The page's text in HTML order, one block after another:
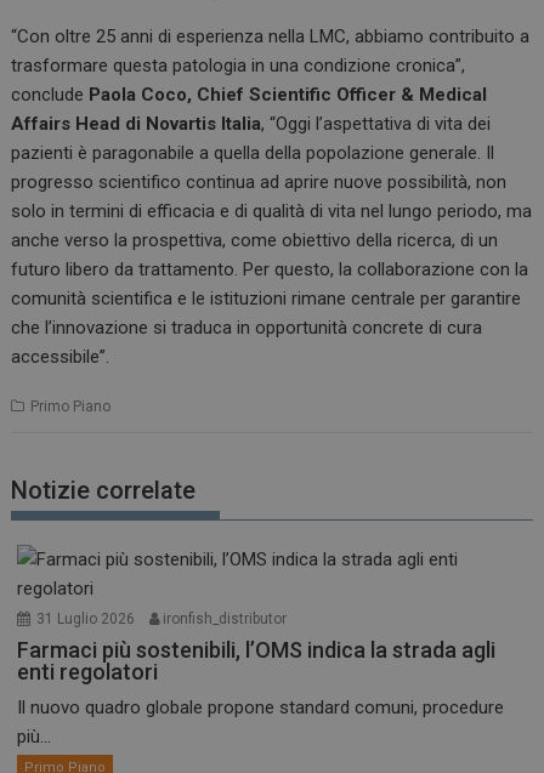
“Con oltre 25 anni di esperienza nella LMC, abbiamo contribuito a
trasformare questa patologia in una condizione cronica”,
conclude Paola Coco, Chief Scientific Officer & Medical
Affairs Head di Novartis Italia, “Oggi l’aspettativa di vita dei
pazienti è paragonabile a quella della popolazione generale. Il
progresso scientifico continua ad aprire nuove possibilità, non
solo in termini di efficacia e di qualità di vita nel lungo periodo, ma
anche verso la prospettiva, come obiettivo della ricerca, di un
futuro libero da trattamento. Per questo, la collaborazione con la
comunità scientifica e le istituzioni rimane centrale per garantire
che l’innovazione si traduca in opportunità concrete di cura
accessibile”.
Primo Piano
Notizie correlate
31 Luglio 2026 ironfish_distributor
Farmaci più sostenibili, l’OMS indica la strada agli
enti regolatori
Il nuovo quadro globale propone standard comuni, procedure
più...
Primo Piano